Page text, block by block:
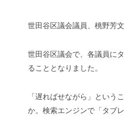
世田谷区議会議員、桃野芳文
世田谷区議会で、各議員に
ることとなりました。
「遅ればせながら」という
か。検索エンジンで「タブ